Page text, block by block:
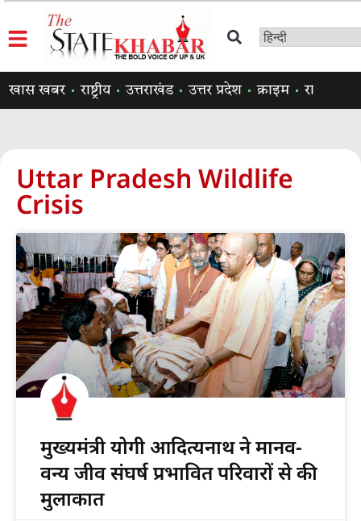
खास खबर राष्ट्रीय उत्तराखंड उत्तर प्रदेश क्राइम राजनीति
Uttar Pradesh Wildlife
Crisis
मुख्यमंत्री योगी आदित्यनाथ ने मानव-
वन्य जीव संघर्ष प्रभावित परिवारों से की
मुलाकात